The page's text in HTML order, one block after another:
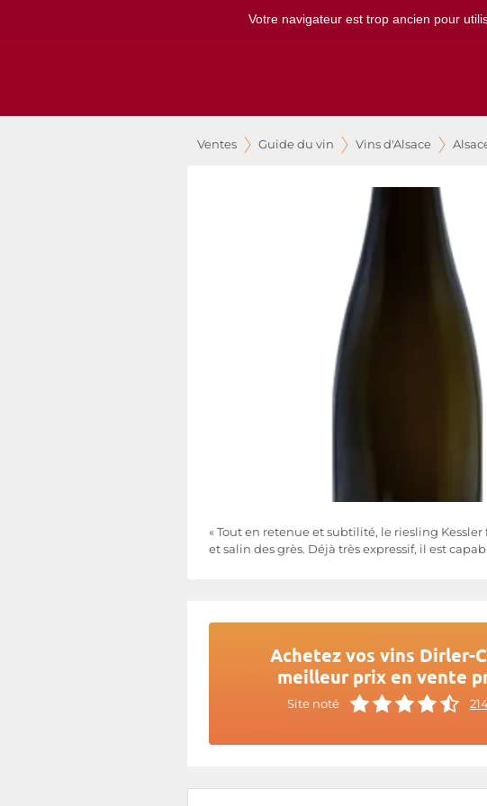
Votre navigateur est trop ancien pour
Ventes Guide du vin Vins d'Alsace
« Tout en retenue et subtilité, le riesling
et salin des grès. Déjà très expressif, il est
Achetez vos vins Dirler-
meilleur prix en vente
Site noté